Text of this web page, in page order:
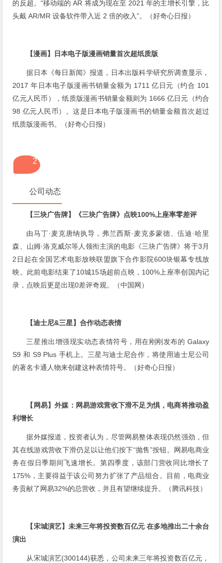
的反超。“移动端的 AR 将成为现在至 2021 年的主增长引擎，比
头戴 AR/MR 设备软件带入近 2 倍的收入”。（好奇心日报）
【漫画】日本电子版漫画销量首次超纸质版
据日本《每日新闻》报道，日本出版科学研究所调查显示，
2017 年日本电子版漫画书销量金额为 1711 亿日元（约合 101
亿元人民币），纸质版漫画书销量金额则为 1666 亿日元（约合
98 亿元人民币）。这是日本电子版漫画书的销量金额首次超过
纸质版漫画书。（好奇心日报）
2
公司动态
【三块广告牌】《三块广告牌》点映100%上座率零差评
由马丁·麦克唐纳执导，弗兰西斯·麦克多蒙德、伍迪·哈里
森、山姆·洛克威尔等人领衔主演的电影《三块广告牌》将于3月
2日起在全国艺术电影放映联盟旗下合作影院600块银幕专线放
映。此前电影结束了10城15场超前点映，100%上座率创国内记
录，点映后更是出现0差评奇观。（中国网）
【迪士尼&三星】合作动态表情
三星推出增强现实动态表情符号，用在刚刚发布的 Galaxy
S9 和 S9 Plus 手机上。三星与迪士尼合作，将使用迪士尼公司
的著名卡通人物来创建这种表情符号。（好奇心日报）
【网易】外媒：网易游戏营收下滑不足为惧，电商将推动盈
利增长
据外媒报道，投资者认为，尽管网易整体表现仍然强劲，但
其在线游戏营收下滑仍足以让他们按下“抛售”按钮。网易电商业
务在假日季期间飞速增长。第四季度，该部门营收同比增长了
175%，主要得益于该公司努力扩张了产品组合。目前，电商业
务贡献了网易32%的总营收，并且有望继续提升。（腾讯科技）
【宋城演艺】未来三年将投资数百亿元 在多地推出二十余台
演出
从宋城演艺(300144)获悉，公司未来三年将投资数百亿元，